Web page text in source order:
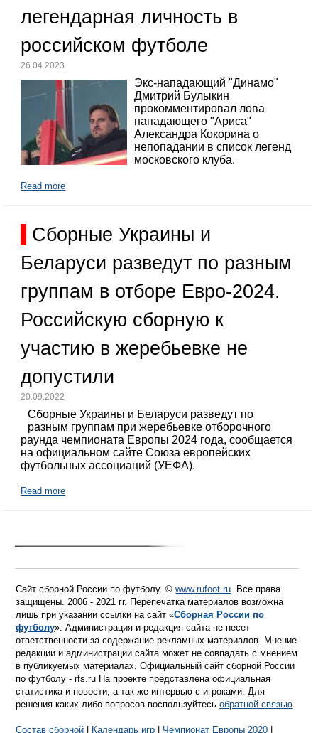
легендарная личность в
российском футболе
26.04.2023
Экс-нападающий "Динамо"
Дмитрий Булыкин
прокомментировал лова
нападающего "Ариса"
Александра Кокорина о
непопадании в список легенд
московского клуба.
Read more
Сборные Украины и
Беларуси разведут по разным
группам в отборе Евро-2024.
Российскую сборную к
участию в жеребьевке не
допустили
20.09.2022
Сборные Украины и Беларуси разведут по
разным группам при жеребьевке отборочного
раунда чемпионата Европы 2024 года, сообщается
на официальном сайте Союза европейских
футбольных ассоциаций (УЕФА).
Read more
Сайт сборной России по футболу. ©www.rufoot.ru. Все права
защищены. 2006 - 2021 гг. Перепечатка материалов возможна
лишь при указании ссылки на сайт «Сборная России по
футболу». Администрация и редакция сайта не несет
ответственности за содержание рекламных материалов. Мнение
редакции и администрации сайта может не совпадать с мнением
в публикуемых материалах. Официальный сайт сборной России
по футболу - rfs.ru На проекте представлена официальная
статистика и новости, а так же интервью с игроками. Для
решения каких-либо вопросов воспользуйтесьобратной связью.
Состав сборной Календарь игр Чемпионат Европы 2020